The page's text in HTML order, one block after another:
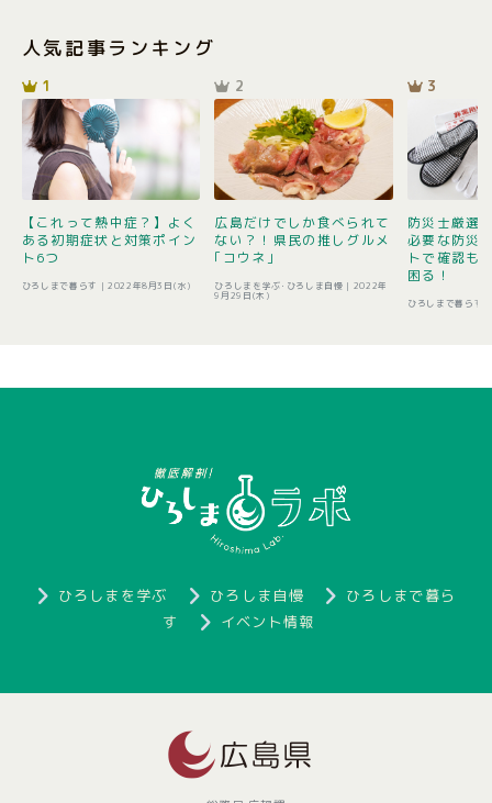
人気記事ランキング
1
【これって熱中症？】よく
ある初期症状と対策ポイン
ト6つ
ひろしまで暮らす | 2022年8月3日(水)
2
広島だけでしか食べられて
ない？！県民の推しグルメ
｢コウネ｣
ひろしまを学ぶ･ひろしま自慢 | 2022年
9月29日(木)
3
防災士厳選
必要な防災
トで確認も
困る！
ひろしまで暮らす
ひろしまを学ぶ ひろしま自慢
ひろしまで暮ら
す
イベント情報